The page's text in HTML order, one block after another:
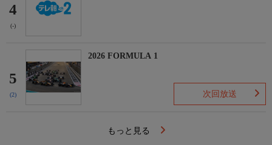
4
(-)
5
(2)
2026 FORMULA 1
次回放送
もっと見る